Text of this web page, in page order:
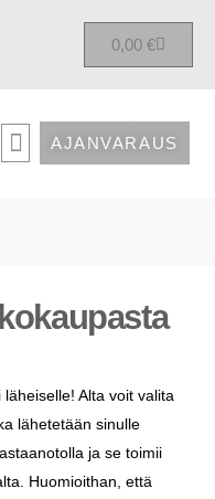
0,00 €
AJANVARAUS
Alta voit valita
lähetetään sinulle
ja se toimii
Huomioithan, että